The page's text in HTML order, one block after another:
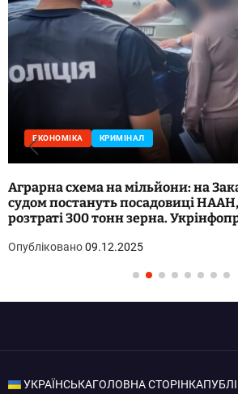
ЕКОНОМІКА КРИМІНАЛ
Аграрна схема на мільйони: на
судом постануть посадовиці
розтраті 300 тонн зерна.
Опубліковано09.12.2025
УКРАЇНСЬКАГОЛОВНА СТОРІНКА